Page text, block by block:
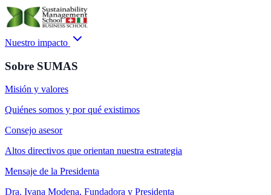
Nuestro impacto
Sobre SUMAS
Misión y valores
Quiénes somos y por qué existimos
Consejo asesor
Altos directivos que orientan nuestra estrategia
Mensaje de la Presidenta
Dra. Ivana Modena, Fundadora y Presidenta